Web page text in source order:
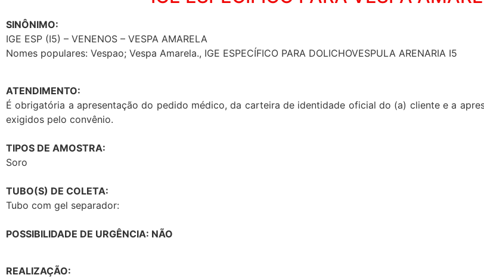
SINÔNIMO:
IGE ESP (I5) – VENENOS – VESPA AMARELA
Nomes populares: Vespao; Vespa Amarela., IGE ESPECÍFICO PARA DOLICHOVESPULA ARENARIA I5
ATENDIMENTO:
É obrigatória a apresentação do pedido médico, da carteira de identidade oficial do (a) cliente e a
exigidos pelo convênio.
TIPOS DE AMOSTRA:
Soro
TUBO(S) DE COLETA:
Tubo com gel separador:
POSSIBILIDADE DE URGÊNCIA: NÃO
REALIZAÇÃO: